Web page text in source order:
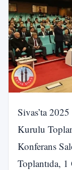
Sivas’ta
Kurulu
Konferans
Toplantıda,